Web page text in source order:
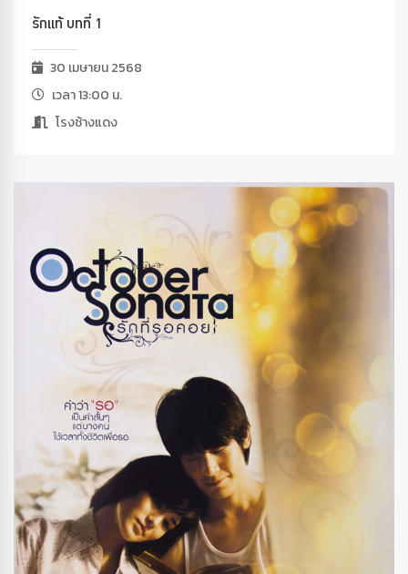
รักแท้ บทที่ 1
30 เมษายน 2568
เวลา 13:00 น.
โรงช้างแดง